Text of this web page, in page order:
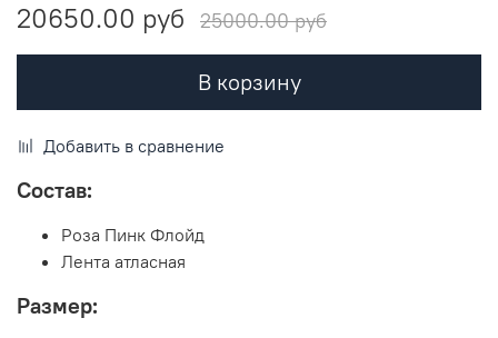
20650.00 руб
25000.00 руб
В корзину
Добавить в сравнение
Состав:
Роза Пинк Флойд
Лента атласная
Размер: